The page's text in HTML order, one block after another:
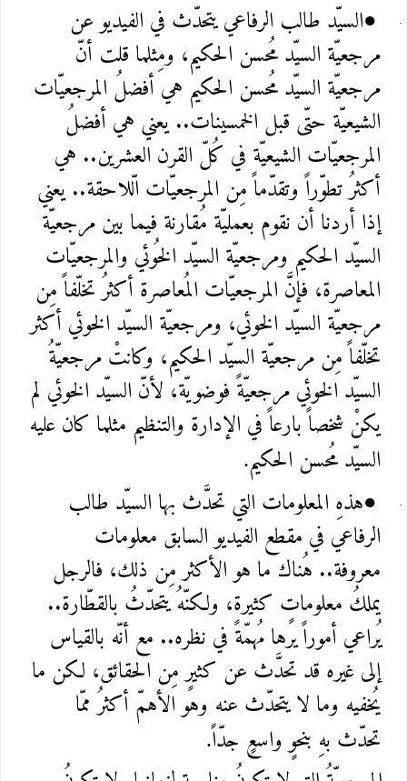
●السيّد طالب الرفاعي يتحدّث في الفيديو عن
مرجعيّة السيّد مُحسن الحكيم، ومِثلما قلت أنّ
مرجعيّة السيّد مُحسن الحكيم هي أفضلُ المرجعيّات
الشيعيّة حتّى قبل الخمسينات.. يعني هي أفضلُ
المرجعيّات الشيعيّة في كُلّ القرن العشرين.. هي
أكثرُ تطوّراً وتقدّماً مِن المرجعيّات الّلاحقة.. يعني
إذا أردنا أن نقوم بعمليّة مُقارنة فيما بين مرجعيّة
السيّد الحكيم ومرجعيّة السيّد الخُوئي والمرجعيّات
المعاصرة، فإنَّ المرجعيّات المُعاصرة أكثرُ تخلّفاً مِن
مرجعيّة السيّد الخوئي، ومرجعيّة السيّد الخوئي أكثر
تخلّفاً مِن مرجعيّة السيّد الحكيم، وكانتْ مرجعيّةُ
السيّد الخوئي مرجعيّةً فوضويّة، لأنّ السيّد الخوئي لم
يكنْ شخصاً بارعاً في الإدارة والتنظيم مثلما كان عليه
السيّد مُحسن الحكيم.
●هذهِ المعلومات التي تحدَّث بها السيّد طالب
الرفاعي في مقطع الفيديو السابق معلومات
معروفة.. هُناك ما هو الأكثر مِن ذلك، فالرجل
يملكُ معلوماتٍ كثيرة، ولكنّهُ يتحدّثُ بالقطّارة..
يُراعي أموراً يرها مُهمّةً في نظره.. مع أنّه بالقياس
إلى غيره قد تحدَّث عن كثيرٍ مِن الحقائق، لكن ما
يُخفيه وما لا يتحدّث عنه وهو الأهمّ أكثرُ ممّا
تحدّث بهِ بنحوٍ واسعٍ جدّاً.